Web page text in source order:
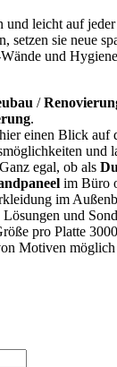
und leicht auf
setzen sie neue
und
/
.
einen Blick auf
und
egal, ob als
im Büro
im
und
pro Platte
Motiven möglich